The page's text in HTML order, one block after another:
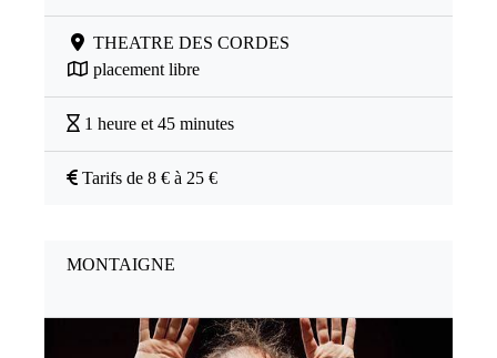
THEATRE DES CORDES
placement libre
1 heure et 45 minutes
Tarifs de 8 € à 25 €
MONTAIGNE